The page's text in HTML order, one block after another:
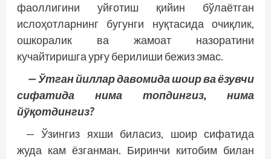
фаоллигини уйғотиш қийин бўлаётган
ислоҳотларнинг бугунги нуқтасида очиқлик,
ошкоралик ва жамоат назоратини
кучайтиришга урғу берилиши бежиз эмас.
— Ўтган йиллар давомида шоир ва ёзувчи
сифатида нима топдингиз, нима
йўқотдингиз?
— Ўзингиз яхши биласиз, шоир сифатида
жуда кам ёзганман. Биринчи китобим билан